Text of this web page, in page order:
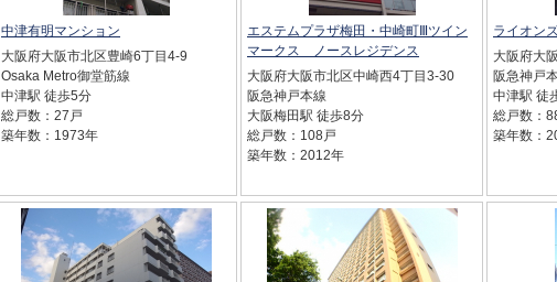
中津有明マンション
大阪府大阪市北区豊崎6丁目4-9
Osaka Metro御堂筋線
中津駅 徒歩5分
総戸数：27戸
築年数：1973年
エステムプラザ梅田・中崎町Ⅲツイン
マークス ノースレジデンス
大阪府大阪市北区中崎西4丁目3-30
阪急神戸本線
大阪梅田駅 徒歩8分
総戸数：108戸
築年数：2012年
ライオン
大阪府大
阪急神戸
中津駅 徒
総戸数：
築年数：